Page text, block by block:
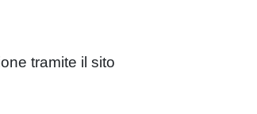
tramite il sito